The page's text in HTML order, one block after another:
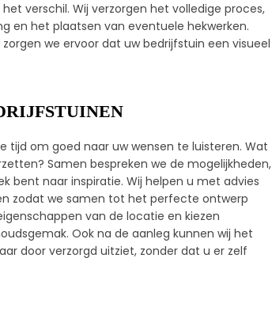
verschil. Wij verzorgen het volledige proces,
en het plaatsen van eventuele hekwerken.
we ervoor dat uw bedrijfstuin een visueel
tijd om goed naar uw wensen te luisteren. Wat
Samen bespreken we de mogelijkheden,
bent naar inspiratie. Wij helpen u met advies
zodat we samen tot het perfecte ontwerp
van de locatie en kiezen
Ook na de aanleg kunnen wij het
door verzorgd uitziet, zonder dat u er zelf